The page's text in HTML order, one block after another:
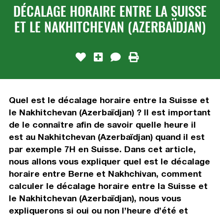
DÉCALAGE HORAIRE ENTRE LA SUISSE
ET LE NAKHITCHEVAN (AZERBAÏDJAN)
Quel est le décalage horaire entre la Suisse et
le Nakhitchevan (Azerbaïdjan) ? Il est important
de le connaître afin de savoir quelle heure il
est au Nakhitchevan (Azerbaïdjan) quand il est
par exemple 7H en Suisse. Dans cet article,
nous allons vous expliquer quel est le décalage
horaire entre Berne et Nakhchivan, comment
calculer le décalage horaire entre la Suisse et
le Nakhitchevan (Azerbaïdjan), nous vous
expliquerons si oui ou non l’heure d’été et